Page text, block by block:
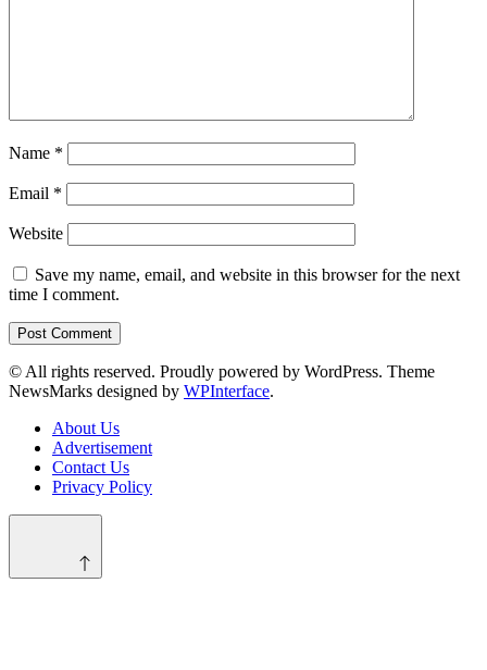
Name *
Email *
Website
Save my name, email, and website in this browser for the next
time I comment.
© All rights reserved. Proudly powered by WordPress. Theme
NewsMarks designed by WPInterface.
About Us
Advertisement
Contact Us
Privacy Policy